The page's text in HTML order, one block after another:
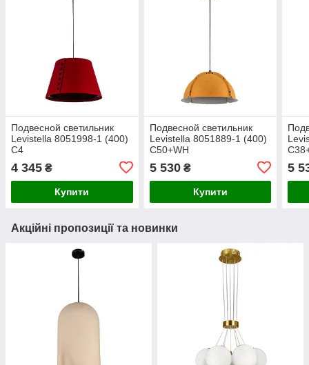
Подвесной светильник
Levistella 8051998-1 (400)
C4
4 345 ₴
Купити
Подвесной светильник
Levistella 8051889-1 (400)
C50+WH
5 530₴
Купити
5
Акційні пропозиції та новинки